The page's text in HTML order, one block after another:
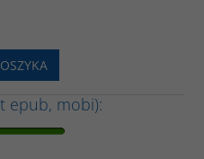
epub, mobi):